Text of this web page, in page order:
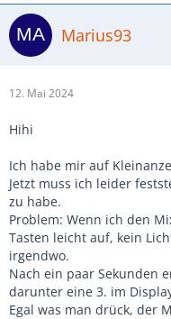
Marius93
12. Mai 2024
Hihi
Ich habe mir auf
Jetzt muss ich leider
zu habe.
Problem: Wenn ich den
Tasten leicht auf, kein
irgendwo.
Nach ein paar Sekunden
darunter eine 3. im
Egal was man drück, der